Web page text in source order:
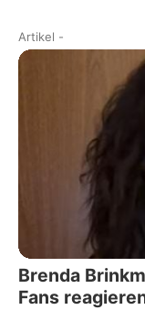
Artikel -
Brenda
Fans